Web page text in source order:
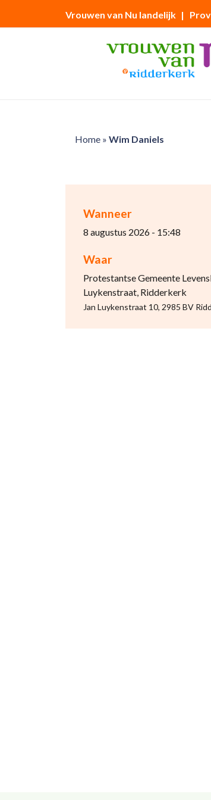
Vrouwen van Nu landelijk |
Home» Wim Daniels
Wanneer
8 augustus 2026 - 15:48
Waar
Protestantse Gemeente
Luykenstraat, Ridderkerk
Jan Luykenstraat 10, 2985 BV